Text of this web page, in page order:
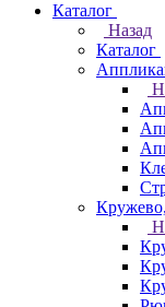
Каталог
Назад
Каталог